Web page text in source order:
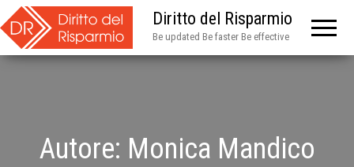
Diritto del Risparmio
Be updated Be faster Be effective
Autore: Monica Mandico